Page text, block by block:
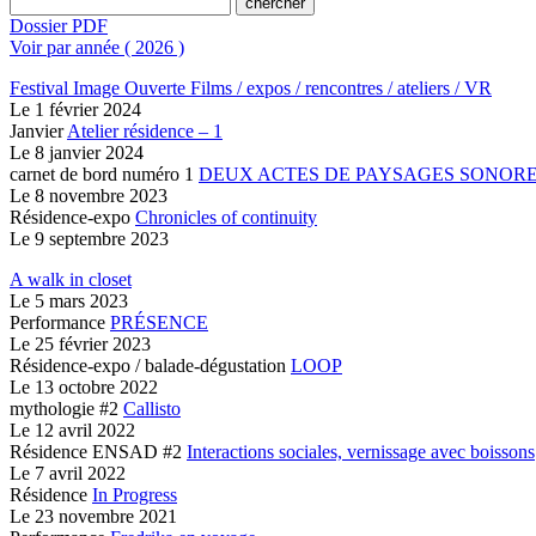
Dossier PDF
Voir par année ( 2026 )
Festival Image Ouverte Films / expos / rencontres / ateliers / VR
Le 1 février 2024
JanvierAtelier résidence – 1
Le 8 janvier 2024
carnet de bord numéro 1 DEUX ACTES DE PAYSAGES
Le 8 novembre 2023
Résidence-expo Chronicles of continuity
Le 9 septembre 2023
A walk in closet
Le 5 mars 2023
Performance PRÉSENCE
Le 25 février 2023
Résidence-expo / balade-dégustation LOOP
Le 13 octobre 2022
mythologie #2 Callisto
Le 12 avril 2022
Résidence ENSAD #2 Interactions sociales, vernissage avec boissons
Le 7 avril 2022
Résidence In Progress
Le 23 novembre 2021